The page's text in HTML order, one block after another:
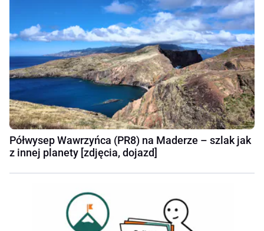
Półwysep Wawrzyńca (PR8) na Maderze – szlak jak
z innej planety [zdjęcia, dojazd]